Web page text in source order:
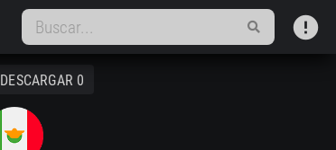
error
DESCARGAR 0